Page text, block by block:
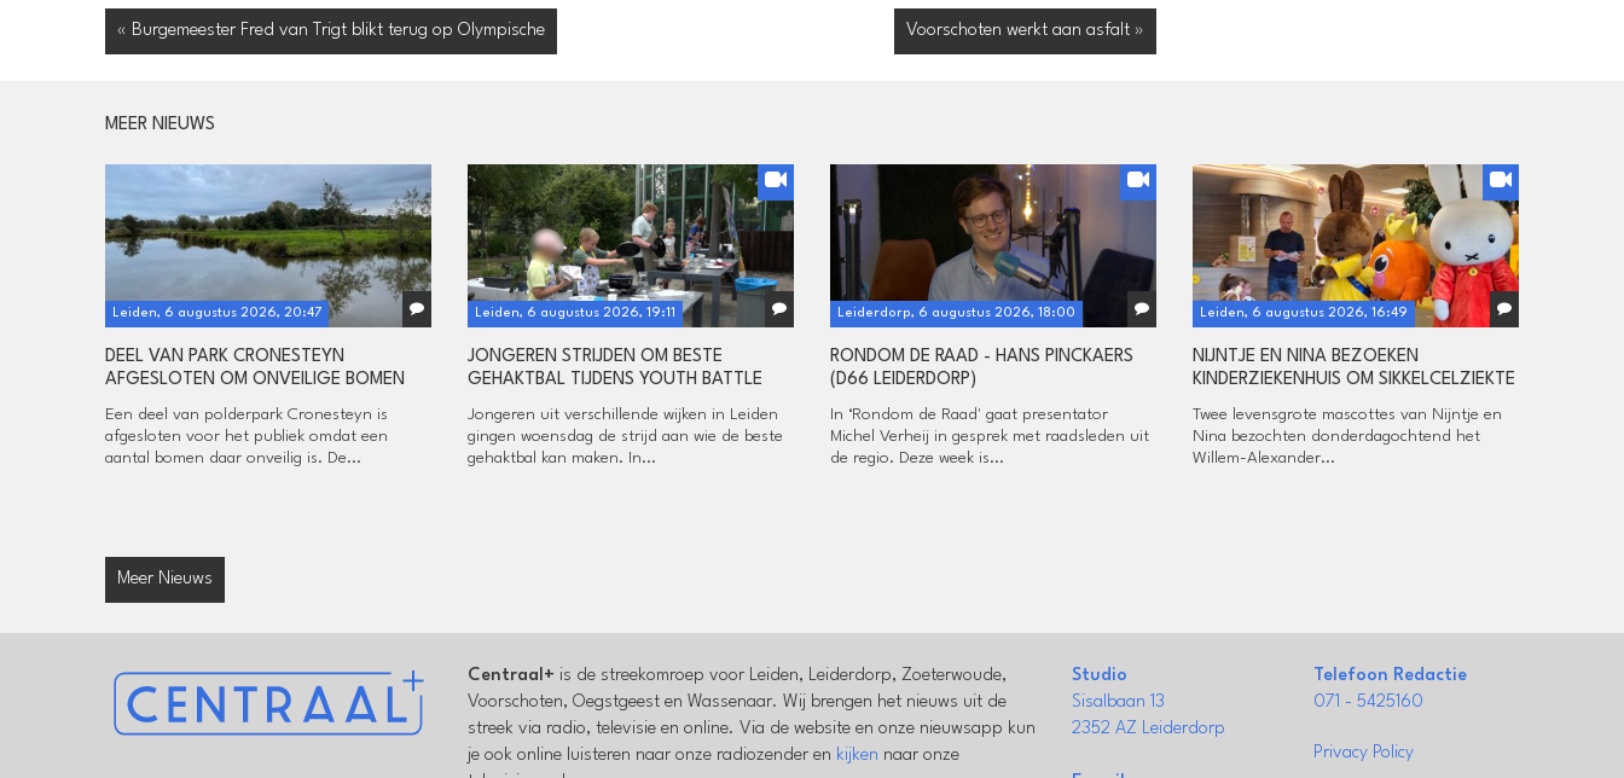
« Burgemeester Fred van Trigt blikt terug op Olympische Voorschoten werkt aan asfalt »
MEER NIEUWS
Leiden, 6 augustus 2026, 20:47
DEEL VAN PARK CRONESTEYN
AFGESLOTEN OM ONVEILIGE BOMEN
Een deel van polderpark Cronesteyn is
afgesloten voor het publiek omdat een
aantal bomen daar onveilig is. De...
Leiden, 6 augustus 2026, 19:11
JONGEREN STRIJDEN OM BESTE
GEHAKTBAL TIJDENS YOUTH BATTLE
Jongeren uit verschillende wijken in Leiden
gingen woensdag de strijd aan wie de beste
gehaktbal kan maken. In...
Leiderdorp, 6 augustus 2026, 18:00
RONDOM DE RAAD - HANS PINCKAERS
(D66 LEIDERDORP)
In ‘Rondom de Raad' gaat presentator
Michel Verheij in gesprek met raadsleden uit
de regio. Deze week is...
Leiden, 6 augustus 2026, 16:49
NIJNTJE EN NINA BEZOEKEN
KINDERZIEKENHUIS OM SIKKELCELZIEKTE
Twee levensgrote mascottes van Nijntje en
Nina bezochten donderdagochtend het
Willem-Alexander...
Meer Nieuws
Centraal+ is de streekomroep voor Leiden, Leiderdorp, Zoeterwoude,
Voorschoten, Oegstgeest en Wassenaar. Wij brengen het nieuws uit de
streek via radio, televisie en online. Via de website en onze nieuwsapp kun
je ook online luisteren naar onze radiozender en kijken naar onze
Studio
Sisalbaan 13
2352 AZ Leiderdorp
Telefoon Redactie
071 - 5425160
Privacy Policy